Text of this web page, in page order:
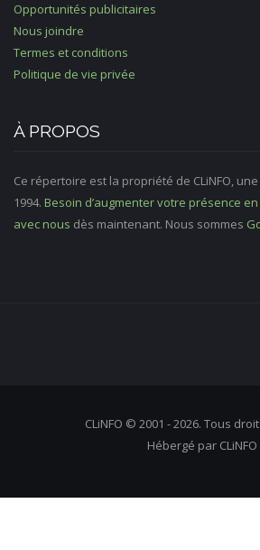
Opportunités publicitaires
Nous joindre
Termes et conditions
Politique de vie privée
À PROPOS
Ce répertoire est la propriété de CLiNFO,
1994. Besoin d’augmenter votre présence
avec nous dès maintenant. Nous sommes
CLiNFO © 2001 - 2026. Tous
Hébergé par CLiNFO